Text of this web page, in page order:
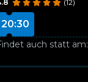
(12)
20:30
auch statt am: